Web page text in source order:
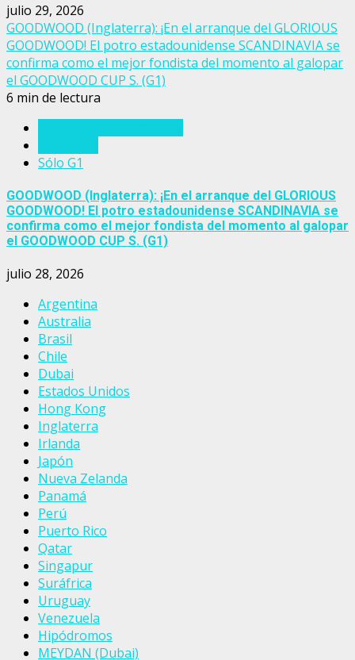
julio 29, 2026
GOODWOOD (Inglaterra): ¡En el arranque del GLORIOUS
GOODWOOD! El potro estadounidense SCANDINAVIA se
confirma como el mejor fondista del momento al galopar
el GOODWOOD CUP S. (G1)
6 min de lectura
Sólo G1
GOODWOOD (Inglaterra): ¡En el arranque del GLORIOUS
GOODWOOD! El potro estadounidense SCANDINAVIA se
confirma como el mejor fondista del momento al galopar
el GOODWOOD CUP S. (G1)
julio 28, 2026
Argentina
Australia
Brasil
Chile
Dubai
Estados Unidos
Hong Kong
Inglaterra
Irlanda
Japón
Nueva Zelanda
Panamá
Perú
Puerto Rico
Qatar
Singapur
Suráfrica
Uruguay
Venezuela
Hipódromos
MEYDAN (Dubai)